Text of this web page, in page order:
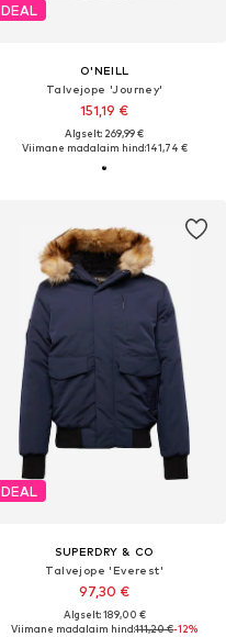
DEAL
O'NEILL
Talvejope 'Journey'
151,19 €
Algselt: 269,99 €
Viimane madalaim hind:141,74 €
DEAL
SUPERDRY & CO
Talvejope 'Everest'
97,30 €
Algselt: 189,00 €
Viimane madalaim hind:111,20 €-12%